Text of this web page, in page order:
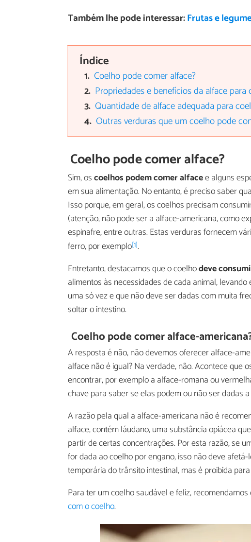
Também lhe pode interessar:Frutas e
Índice
Coelho pode comer alface?
Propriedades e benefícios da alface para
Quantidade de alface adequada para
Outras verduras que um coelho pode
Coelho pode comer alface?
Sim, oscoelhos podem comer alfacee alguns
em sua alimentação. No entanto, é preciso saber
Isso porque, em geral, os coelhos precisam
(atenção, não pode ser a alface-americana, como
espinafre, entre outras. Estas verduras fornecem
ferro, por exemplo[1].
Entretanto, destacamos que o coelhodeve
alimentos às necessidades de cada animal,
uma só vez e que não deve ser dadas com muita
soltar o intestino.
Coelho pode comer alface-
A resposta é não, não devemos oferecer alface-
alface não é igual? Na verdade, não. Acontece que
encontrar, por exemplo a alface-romana ou
chave para saber se elas podem ou não ser dadas
A razão pela qual a alface-americana não é
alface, contém láudano, uma substância opiácea que
partir de certas concentrações. Por esta razão, se
for dada ao coelho por engano, isso não deve
temporária do trânsito intestinal, mas é proibida
Para ter um coelho saudável e feliz,
com o coelho.